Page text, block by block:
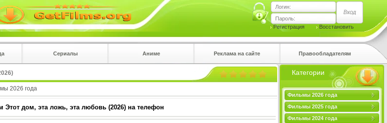
Логин:
Пароль:
Регистрация
Восстановить
Сериалы Аниме Реклама на сайте Правообладателям
Категории
Фильмы 2026 года
Фильмы 2025 года
Фильмы 2024 года
2026 года
Этот дом, эта ложь, эта любовь (2026) на телефон
сперва нажмите на троеточие в правом